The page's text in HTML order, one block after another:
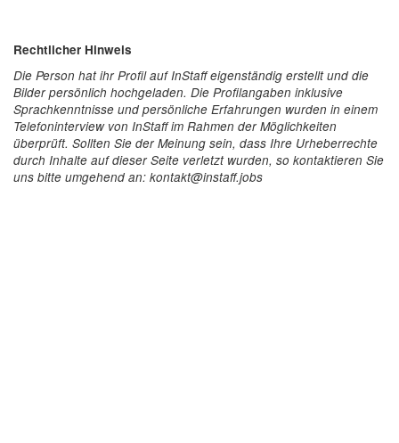
Rechtlicher Hinweis
Die Person hat ihr Profil auf InStaff eigenständig erstellt und die
Bilder persönlich hochgeladen. Die Profilangaben inklusive
Sprachkenntnisse und persönliche Erfahrungen wurden in einem
Telefoninterview von InStaff im Rahmen der Möglichkeiten
überprüft. Sollten Sie der Meinung sein, dass Ihre Urheberrechte
durch Inhalte auf dieser Seite verletzt wurden, so kontaktieren Sie
uns bitte umgehend an: kontakt@instaff.jobs